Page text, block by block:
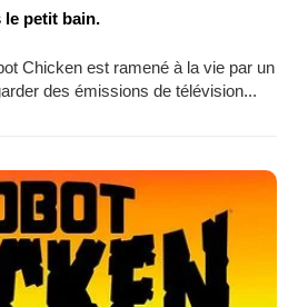
le petit bain.
Chicken est ramené à la vie par un
des émissions de télévision...